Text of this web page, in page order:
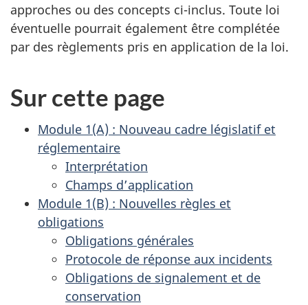
approches ou des concepts ci-inclus. Toute loi
éventuelle pourrait également être complétée
par des règlements pris en application de la loi.
Sur cette page
Module 1(A) : Nouveau cadre législatif et
réglementaire
Interprétation
Champs d’application
Module 1(B) : Nouvelles règles et
obligations
Obligations générales
Protocole de réponse aux incidents
Obligations de signalement et de
conservation